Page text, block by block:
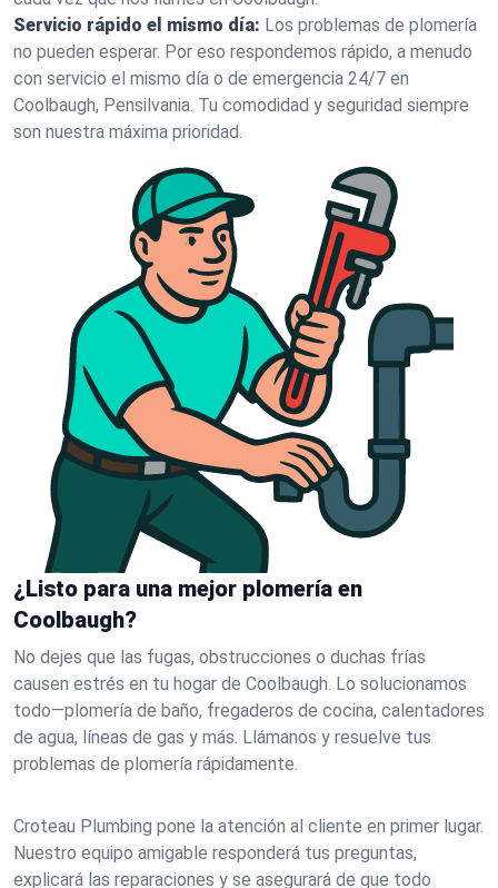
Servicio rápido el mismo día: Los problemas de plomería
no pueden esperar. Por eso respondemos rápido, a menudo
con servicio el mismo día o de emergencia 24/7 en
Coolbaugh, Pensilvania. Tu comodidad y seguridad siempre
son nuestra máxima prioridad.
¿Listo para una mejor plomería en
Coolbaugh?
No dejes que las fugas, obstrucciones o duchas frías
causen estrés en tu hogar de Coolbaugh. Lo solucionamos
todo—plomería de baño, fregaderos de cocina, calentadores
de agua, líneas de gas y más. Llámanos y resuelve tus
problemas de plomería rápidamente.
Croteau Plumbing pone la atención al cliente en primer lugar.
Nuestro equipo amigable responderá tus preguntas,
explicará las reparaciones y se asegurará de que todo